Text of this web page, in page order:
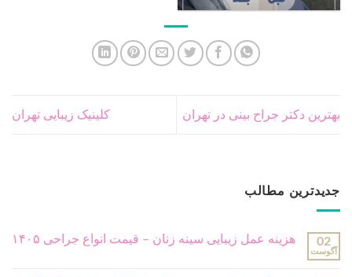
بهترین دکتر جراح بینی در تهران کلینیک زیبایی تهران
جدیدترین مطالب
02
آگوست
هزینه عمل زیبایی سینه زنان – قیمت انواع جراحی ۱۴۰۵